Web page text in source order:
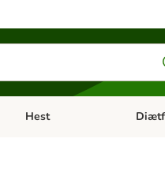
FiskÅben kategori menu: Fugl
Hest Åben